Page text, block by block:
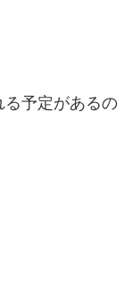
予定があるの